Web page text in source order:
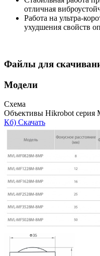
отличная
Работа на ультра-
ухудшения свойств
Файлы для
Модели
Схема
Объективы Hikrobot cерия
Кб) Скачать